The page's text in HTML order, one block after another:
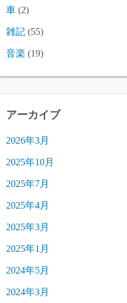
車 (2)
雑記 (55)
音楽 (19)
アーカイブ
2026年3月
2025年10月
2025年7月
2025年4月
2025年3月
2025年1月
2024年5月
2024年3月